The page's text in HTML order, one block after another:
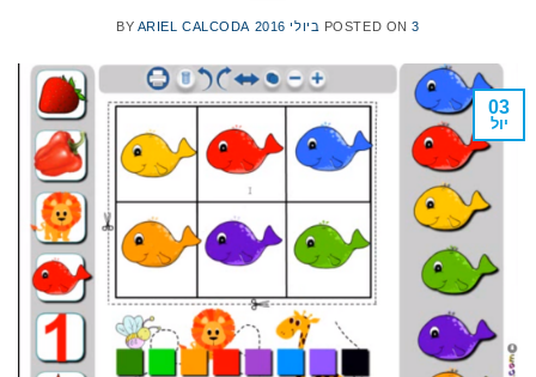
POSTED ON3 ביולי 2016 BY ARIEL CALCODA
03
יול